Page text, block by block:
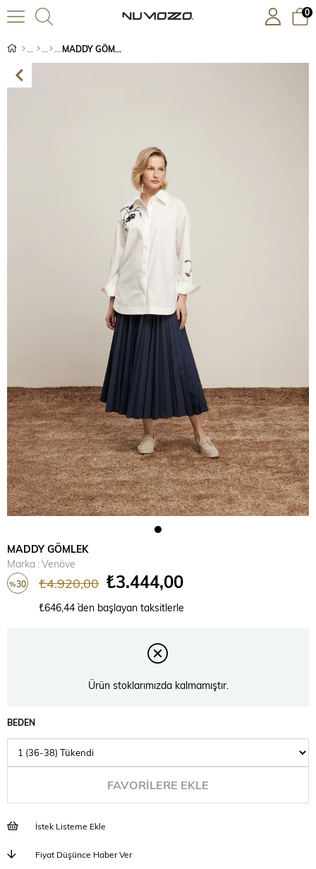
0
MADDY GÖMLEK
MADDY GÖMLEK
Marka :Venöve
%30 ₺4.920,00 ₺3.444,00
₺646,44 `den başlayan taksitlerle
Ürün stoklarımızda kalmamıştır.
BEDEN
FAVORILERE EKLE
İstek Listeme Ekle
Fiyat Düşünce Haber Ver